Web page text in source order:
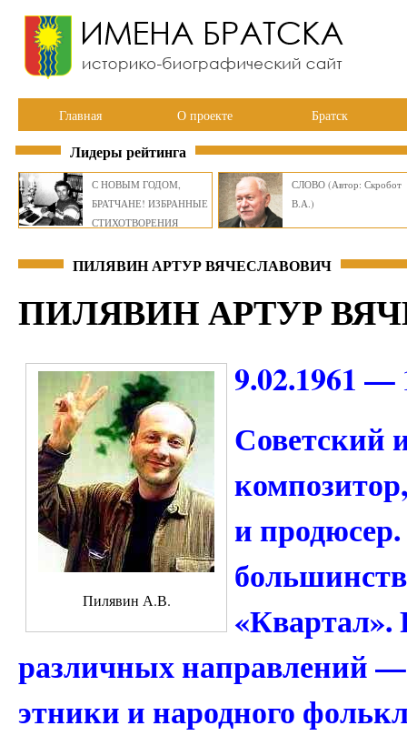
Главная О проекте Братск
Лидеры рейтинга
С НОВЫМ ГОДОМ,
БРАТЧАНЕ! ИЗБРАННЫЕ
СТИХОТВОРЕНИЯ
СЛОВО (Автор: Скробот
В.А.)
ПИЛЯВИН АРТУР ВЯЧЕСЛАВОВИЧ
ПИЛЯВИН АРТУР
Пилявин А.В.
9.02.1961 —
Советский
и
«Квартал».
различных направлений
этники и народного